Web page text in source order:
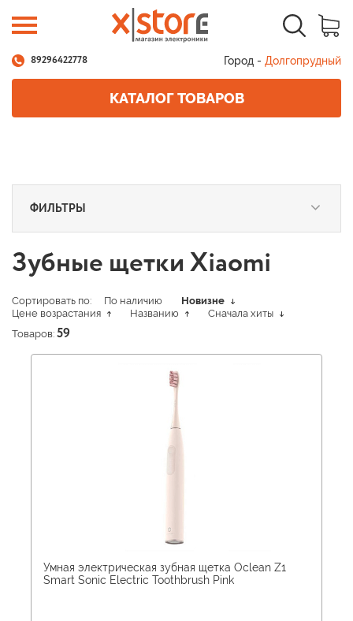
89296422778 Город - Долгопрудный
КАТАЛОГ ТОВАРОВ
ФИЛЬТРЫ
Зубные щетки Xiaomi
Сортировать по: По наличию
Новизне
Цене возрастания
Названию
Сначала хиты
Товаров: 59
Умная электрическая зубная щетка Oclean Z1
Smart Sonic Electric Toothbrush Pink